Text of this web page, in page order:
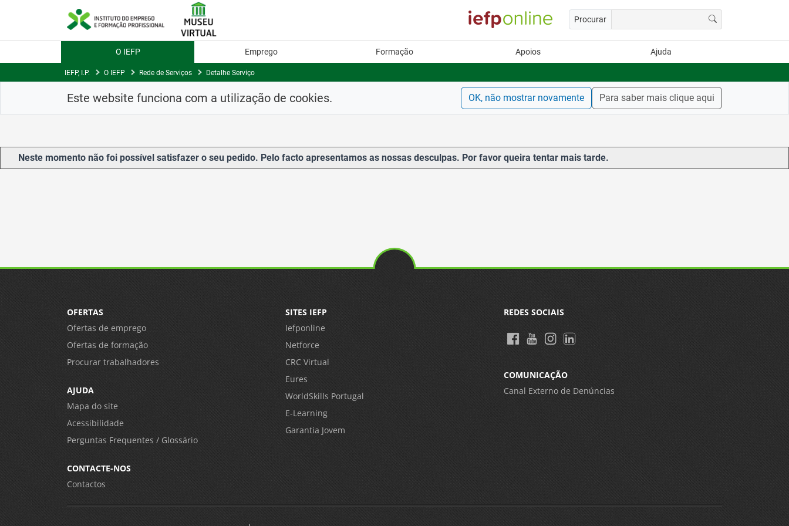
principal
Procurar
O IEFP Emprego Formação Apoios Ajuda
IEFP, I.P. O IEFP Rede de Serviços Detalhe Serviço
Este website funciona com a utilização de cookies. OK, não mostrar novamente Para saber mais clique aqui
Neste momento não foi possível satisfazer o seu pedido. Pelo facto apresentamos as nossas desculpas. Por favor queira tentar mais tarde.
OFERTAS
Ofertas de emprego
Ofertas de formação
Procurar trabalhadores
AJUDA
Mapa do site
Acessibilidade
Perguntas Frequentes / Glossário
CONTACTE-NOS
Contactos
SITES IEFP
Iefponline
Netforce
CRC Virtual
Eures
WorldSkills Portugal
E-Learning
Garantia Jovem
REDES SOCIAIS
COMUNICAÇÃO
Canal Externo de Denúncias